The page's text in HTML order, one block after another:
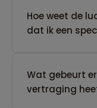
Hoe weet de
dat ik een
Wat gebeurt
vertraging